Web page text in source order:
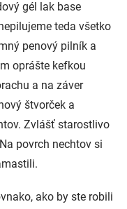
gél lak base
teda všetko
penový pilník a
oprášte kefkou
a na záver
štvorček a
Zvlášť starostlivo
povrch nechtov si
ako by ste robili